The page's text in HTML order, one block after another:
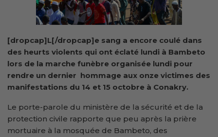
[dropcap]L[/dropcap]e sang a encore coulé dans
des heurts violents qui ont éclaté lundi à Bambeto
lors de la marche funèbre organisée lundi pour
rendre un dernier hommage aux onze victimes des
manifestations du 14 et 15 octobre à Conakry.
Le porte-parole du ministère de la sécurité et de la
protection civile rapporte que peu après la prière
mortuaire à la mosquée de Bambeto, des